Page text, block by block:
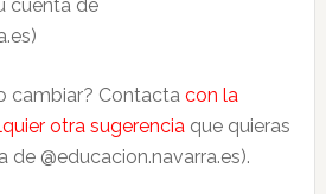
cuenta de
cambiar? Contacta con la
otra sugerenciaque quieras
de @educacion.navarra.es).